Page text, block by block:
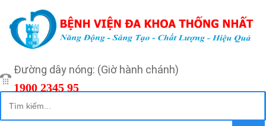
Đường dây nóng: (Giờ hành chánh)
1900 2345 95